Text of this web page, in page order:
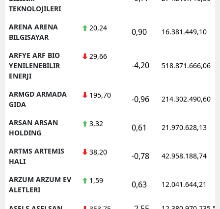
TEKNOLOJILERI
ARENA ARENA
BILGISAYAR
20,24 0,90 16.381.449,10
ARFYE ARF BIO
YENILENEBILIR
ENERJI
29,66
-4,20 518.871.666,06
ARMGD ARMADA
GIDA
195,70 -0,96 214.302.490,60
ARSAN ARSAN
HOLDING
3,32 0,61 21.970.628,13
ARTMS ARTEMIS
HALI
38,20 -0,78 42.958.188,74
ARZUM ARZUM EV
ALETLERI
1,59 0,63 12.041.644,21